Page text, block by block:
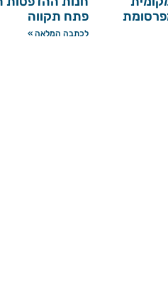
פתח תקווה
לכתבה המלאה »